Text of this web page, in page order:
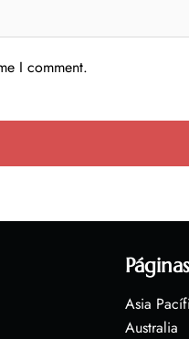
I comment.
Asia
Australia